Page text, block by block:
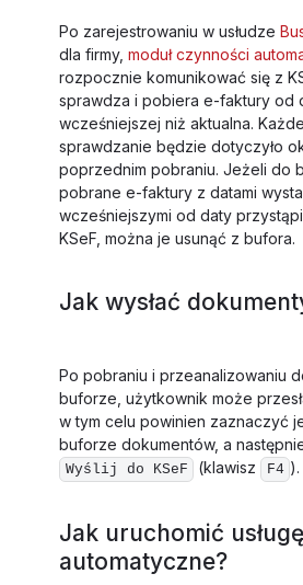
Po zarejestrowaniu w usłudze
dla firmy, moduł czynności
rozpocznie komunikować się z
sprawdza i pobiera e-faktury od
wcześniejszej niż aktualna.
sprawdzanie będzie dotyczyło
poprzednim pobraniu. Jeżeli do
pobrane e-faktury z datami
wcześniejszymi od daty
KSeF, można je usunąć z bufora.
Jak wysłać
Po pobraniu i przeanalizowaniu
buforze, użytkownik może
w tym celu powinien zaznaczyć
buforze dokumentów, a
Wyślij do KSeF (klawisz F4 ).
Jak uruchomić
automatyczne?